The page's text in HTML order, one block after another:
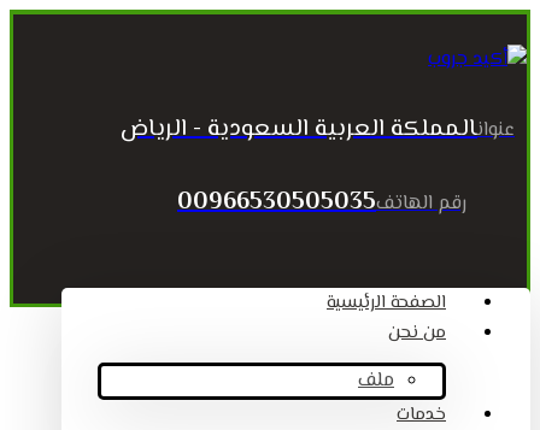
عنوانالمملكة العربية السعودية - الرياض
رقم الهاتف00966530505035
الصفحة الرئيسية
من نحن
ملف
خدمات